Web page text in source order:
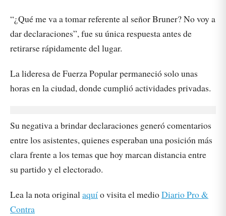
“¿Qué me va a tomar referente al señor Bruner? No voy a
dar declaraciones”, fue su única respuesta antes de
retirarse rápidamente del lugar.
La lideresa de Fuerza Popular permaneció solo unas
horas en la ciudad, donde cumplió actividades privadas.
Su negativa a brindar declaraciones generó comentarios
entre los asistentes, quienes esperaban una posición más
clara frente a los temas que hoy marcan distancia entre
su partido y el electorado.
Lea la nota originalaquío visita el medioDiario Pro &
Contra